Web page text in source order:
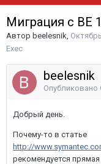
Миграция с BE
Автор beelesnik,
Exec
beelesnik
Опубликовано
Добрый день.
Почему-то в статье
http://
рекомендуется прямая